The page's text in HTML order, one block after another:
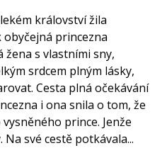
království žila
obyčejná princezna
žena s vlastními sny,
srdcem plným lásky,
Cesta plná očekávání
i ona snila o tom, že
prince. Jenže
své cestě potkávala...